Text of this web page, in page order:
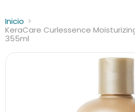
Inicio
KeraCare Curlessence
355ml